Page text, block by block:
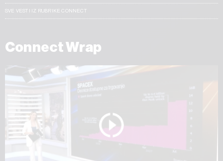
SVE VESTI IZ RUBRIKE CONNECT
Connect Wrap